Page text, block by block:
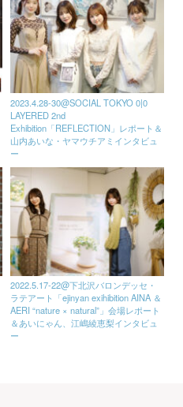
2023.4.28-30@SOCIAL TOKYO 0|0
LAYERED 2nd
Exhibition「REFLECTION」レポート＆
山内あいな・ヤマウチアミインタビュ
ー
2022.5.17-22@下北沢バロンデッセ・
ラテアート「ejinyan exihibition AINA ＆
AERI “nature × natural”」会場レポート
＆あいにゃん、江嶋綾恵梨インタビュ
ー